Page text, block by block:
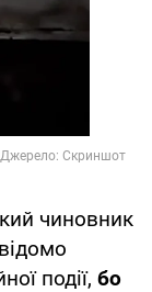
чиновник
події, бо